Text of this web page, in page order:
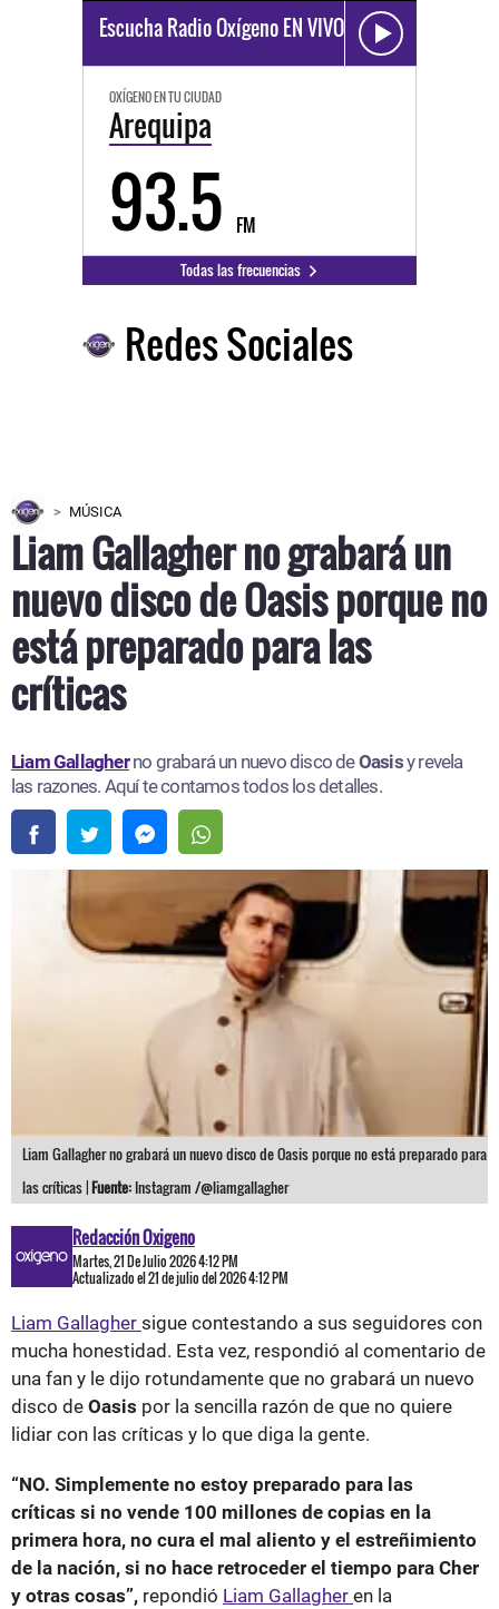
Escucha Radio Oxígeno EN VIVO
OXÍGENO EN TU CIUDAD
Arequipa
93.5 FM
Todas las frecuencias
Redes Sociales
MÚSICA
Liam Gallagher no grabará un
nuevo disco de Oasis porque no
está preparado para las
críticas
Liam Gallagherno grabará un nuevo disco deOasisy revela
las razones. Aquí te contamos todos los detalles.
Liam Gallagher no grabará un nuevo disco de Oasis porque no está preparado para
las críticas |Fuente: Instagram /@liamgallagher
Redacción Oxigeno
Martes, 21 De Julio 2026 4:12 PM
Actualizado el 21 de julio del 2026 4:12 PM
Liam Gallagher sigue contestando a sus seguidores con
mucha honestidad. Esta vez, respondió al comentario de
una fan y le dijo rotundamente que no grabará un nuevo
disco de Oasis por la sencilla razón de que no quiere
lidiar con las críticas y lo que diga la gente.
“NO. Simplemente no estoy preparado para las
críticas si no vende 100 millones de copias en la
primera hora, no cura el mal aliento y el estreñimiento
de la nación, si no hace retroceder el tiempo para Cher
y otras cosas”, repondió Liam Gallagher en la